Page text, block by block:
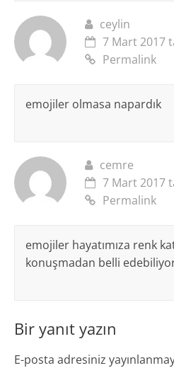
ceylin
7 Mart 2017
Permalink
emojiler olmasa napardık
cemre
7 Mart 2017
Permalink
emojiler hayatımıza renk
konuşmadan belli
Bir yanıt yazın
E-posta adresiniz